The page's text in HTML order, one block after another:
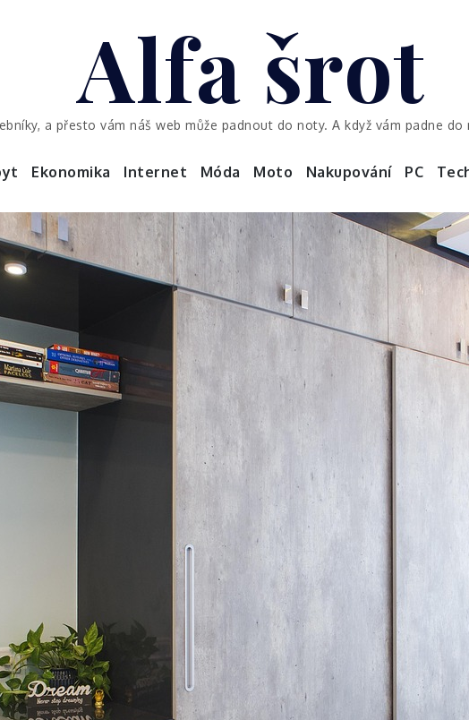
Alfa šrot
a přesto vám náš web může padnout do noty. A když vám padne
Ekonomika Internet Móda Moto Nakupování PC